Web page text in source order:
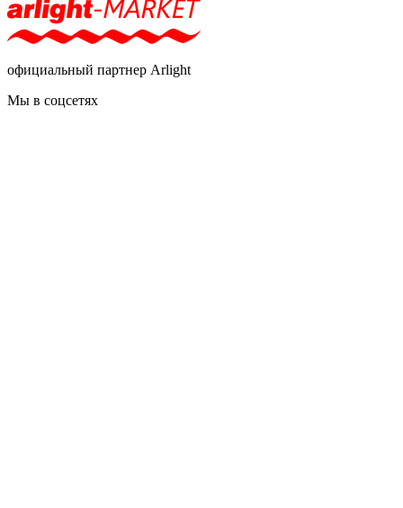
официальный партнер Arlight
Мы в соцсетях